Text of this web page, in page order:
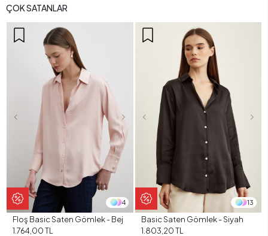
ÇOK SATANLAR
4
Floş Basic Saten Gömlek - Bej
1.764,00 TL
13
Basic Saten Gömlek - Siyah
1.803,20 TL